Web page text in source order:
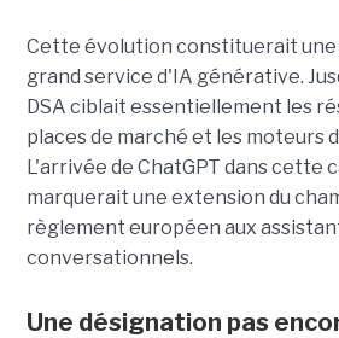
Cette évolution constituerait une
grand service d'IA générative.
DSA ciblait essentiellement les
places de marché et les moteurs
L'arrivée de ChatGPT dans cette
marquerait une extension du
règlement européen aux
conversationnels.
Une désignation pas